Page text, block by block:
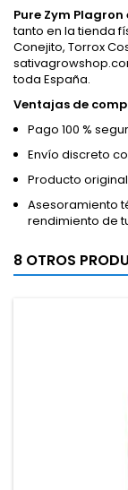
Pure Zym
tanto en la tienda
Conejito, Torrox
toda España.
Ventajas de
Pago 100 %
Envío discreto
Producto
Asesoramiento
rendimiento de
8 OTROS